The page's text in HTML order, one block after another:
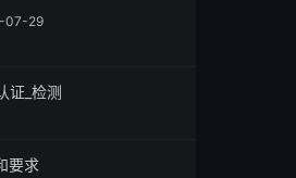
07-29
证_检测
要求